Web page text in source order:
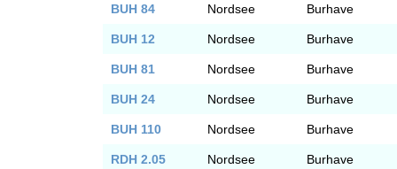
BUH 84 Nordsee Burhave
BUH 12 Nordsee Burhave
BUH 81 Nordsee Burhave
BUH 24 Nordsee Burhave
BUH 110 Nordsee Burhave
RDH 2.05 Nordsee Burhave